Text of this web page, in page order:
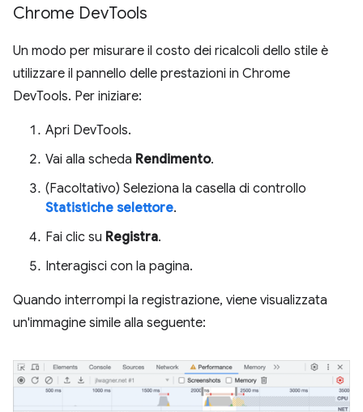
Chrome DevTools
Un modo per misurare il costo dei ricalcoli dello stile è
utilizzare il pannello delle prestazioni in Chrome
DevTools. Per iniziare:
Apri DevTools.
Vai alla scheda Rendimento.
(Facoltativo) Seleziona la casella di controllo
Statistiche selettore.
Fai clic su Registra.
Interagisci con la pagina.
Quando interrompi la registrazione, viene visualizzata
un'immagine simile alla seguente: